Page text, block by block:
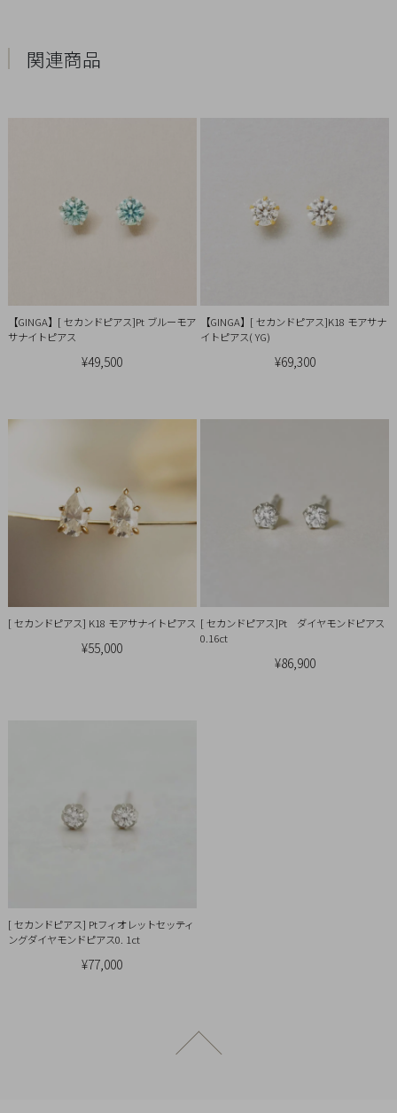
関連商品
【GINGA】[ セカンドピアス]Pt ブルーモア
サナイトピアス
¥49,500
【GINGA】[ セカンドピアス]K18 モアサナ
イトピアス( YG)
¥69,300
[ セカンドピアス] K18 モアサナイトピアス
¥55,000
[ セカンドピアス]Pt ダイヤモンドピアス
0.16ct
¥86,900
[ セカンドピアス] Ptフィオレットセッティ
ングダイヤモンドピアス0. 1ct
¥77,000
ページトップへ戻る
バ
引
法